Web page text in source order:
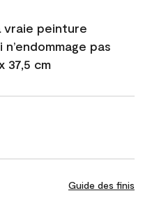
vraie peinture
pas
37,5 cm
Guide des finis